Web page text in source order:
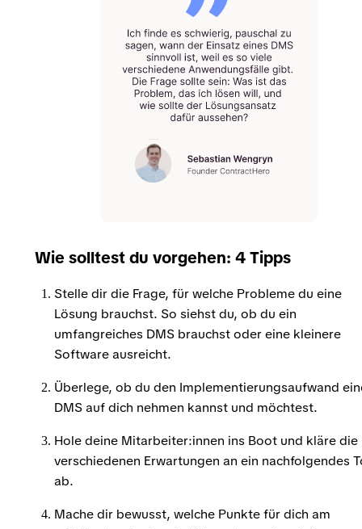
Wie solltest du vorgehen: 4 Tipps
Stelle dir die Frage, für welche Probleme du eine
Lösung brauchst. So siehst du, ob du ein
umfangreiches DMS brauchst oder eine kleinere
Software ausreicht.
Überlege, ob du den Implementierungsaufwand
DMS auf dich nehmen kannst und möchtest.
Hole deine Mitarbeiter:innen ins Boot und kläre die
verschiedenen Erwartungen an ein nachfolgendes
ab.
Mache dir bewusst, welche Punkte für dich am